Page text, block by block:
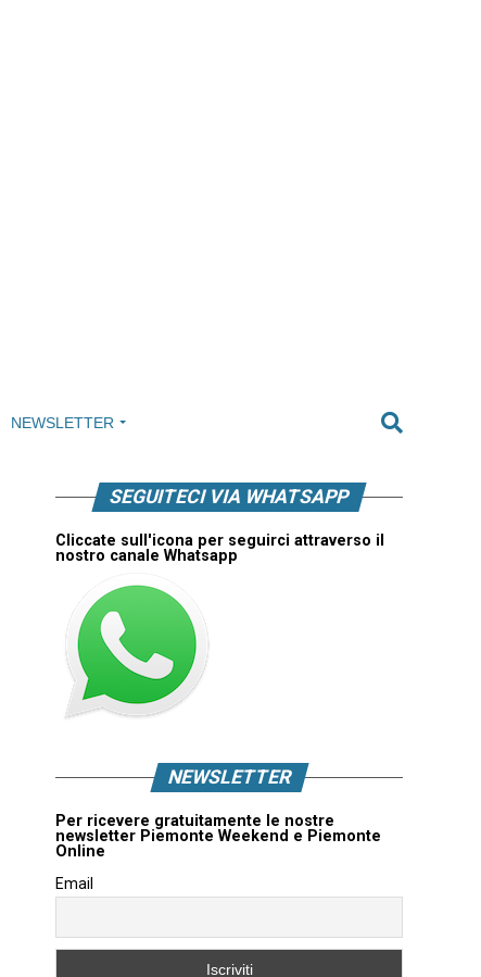
NEWSLETTER
SEGUITECI VIA WHATSAPP
Cliccate sull'icona per seguirci attraverso il
nostro canale Whatsapp
NEWSLETTER
Per ricevere gratuitamente le nostre
newsletter Piemonte Weekend e Piemonte
Online
Email